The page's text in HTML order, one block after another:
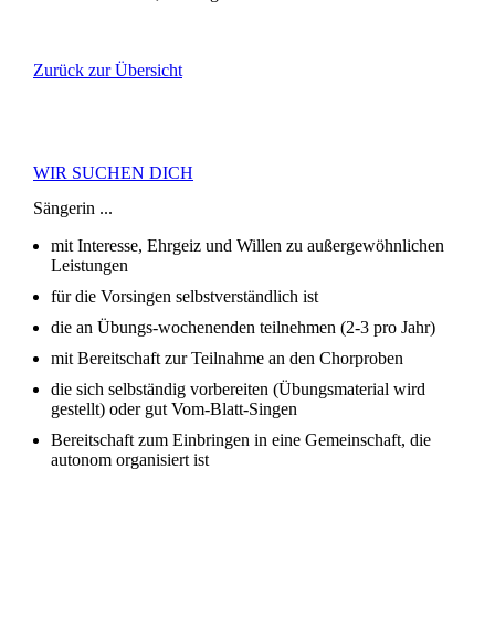
Zurück zur Übersicht
WIR SUCHEN DICH
Sängerin ...
mit Interesse, Ehrgeiz und Willen zu außergewöhnlichen
Leistungen
für die Vorsingen selbstverständlich ist
die an Übungs-wochenenden teilnehmen (2-3 pro Jahr)
mit Bereitschaft zur Teilnahme an den Chorproben
die sich selbständig vorbereiten (Übungsmaterial wird
gestellt) oder gut Vom-Blatt-Singen
Bereitschaft zum Einbringen in eine Gemeinschaft, die
autonom organisiert ist